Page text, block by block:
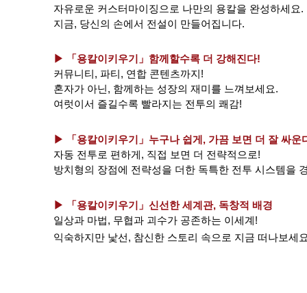
자유로운 커스터마이징으로 나만의 용칼을 완성하세요.
지금, 당신의 손에서 전설이 만들어집니다.
▶ 「용칼이키우기」 함께할수록 더 강해진다!
커뮤니티, 파티, 연합 콘텐츠까지!
혼자가 아닌, 함께하는 성장의 재미를 느껴보세요.
여럿이서 즐길수록 빨라지는 전투의 쾌감!
▶ 「용칼이키우기」 누구나 쉽게, 가끔 보면 더 잘 싸운
자동 전투로 편하게, 직접 보면 더 전략적으로!
방치형의 장점에 전략성을 더한 독특한 전투 시스템을
▶ 「용칼이키우기」신선한 세계관, 독창적 배경
일상과 마법, 무협과 괴수가 공존하는 이세계!
익숙하지만 낯선, 참신한 스토리 속으로 지금 떠나보세